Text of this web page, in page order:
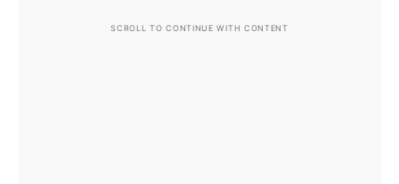
SCROLL TO CONTINUE WITH CONTENT